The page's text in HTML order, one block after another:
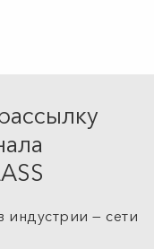
индустрии — сети